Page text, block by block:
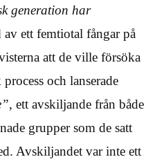
generation har
av ett femtiotal fångar på
att de ville försöka
och lanserade
, ett avskiljande från både
grupper som de satt
Avskiljandet var inte ett